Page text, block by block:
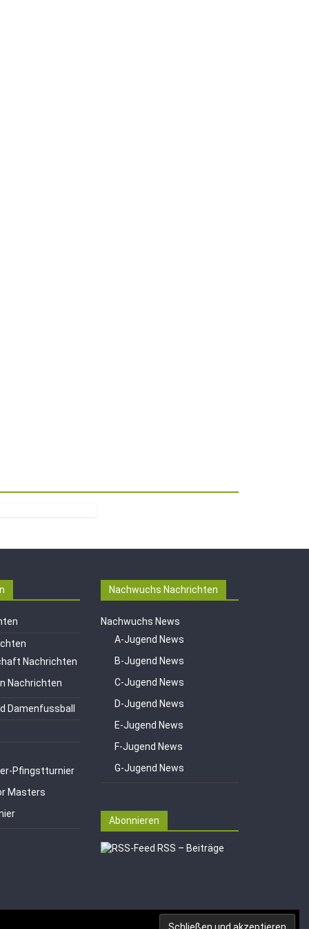
Nachrichten
Nachrichten
Damenfussball
Pfingstturnier
Masters
Nachwuchs Nachrichten
Nachwuchs News
A-Jugend News
B-Jugend News
C-Jugend News
D-Jugend News
E-Jugend News
F-Jugend News
G-Jugend News
Abonnieren
RSS – Beiträge